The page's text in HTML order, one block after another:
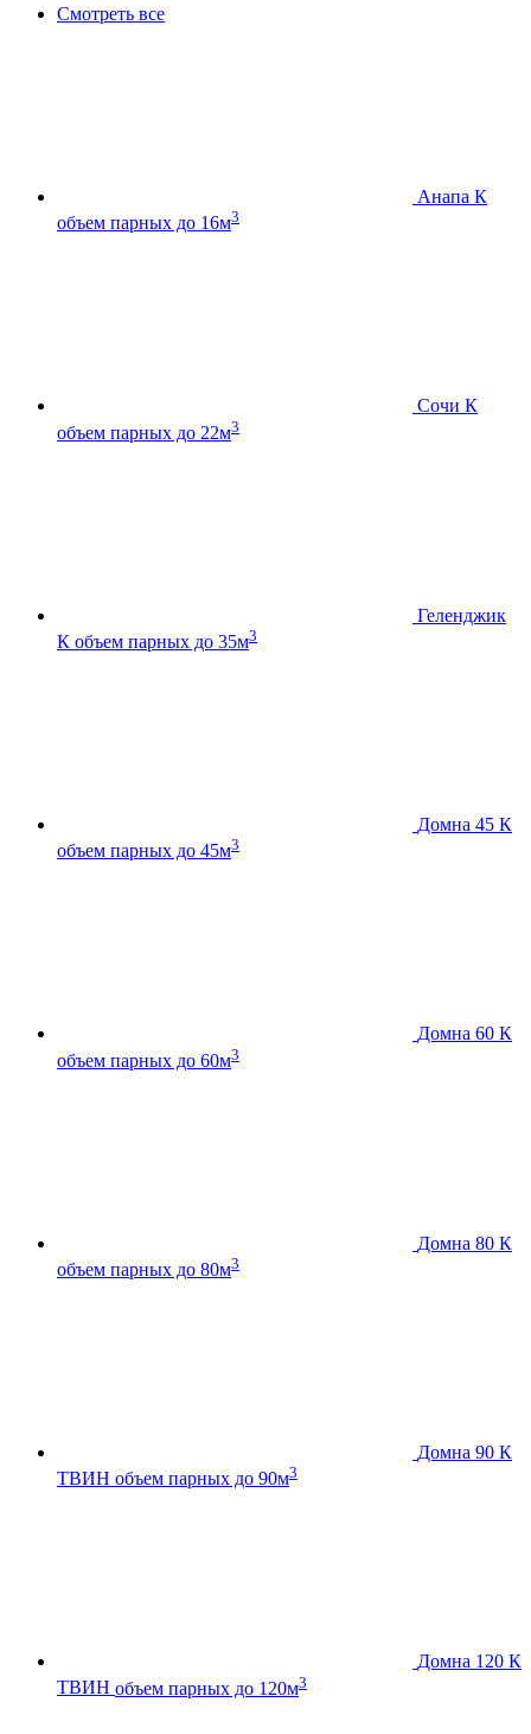
Смотреть все
Анапа К
объем парных до 16м3
Сочи К
объем парных до 22м3
Геленджик
К объем парных до 35м3
Домна 45 К
объем парных до 45м3
Домна 60 К
объем парных до 60м3
Домна 80 К
объем парных до 80м3
Домна 90 К
ТВИН объем парных до 90м3
Домна 120 К
ТВИН объем парных до 120м3